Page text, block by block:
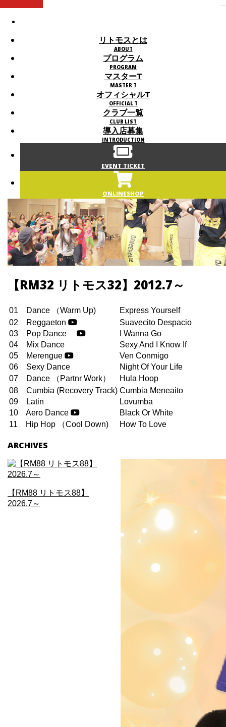
リトモスとは
プログラム
マスターT
オフィシャルT
クラブ一覧
導入店募集
EVENT TICKET
ONLINESHOP
【RM32 リトモス32】2012.7～
01 Dance （Warm Up)
Express Yourself
02 Reggaeton
Suavecito Despacio
03 Pop Dance
I Wanna Go
04 Mix Dance
Sexy And I Know If
05 Merengue
Ven Conmigo
06 Sexy Dance
Night Of Your Life
07 Dance （Partnr Work）
Hula Hoop
08 Cumbia (Recovery Track) Cumbia Meneaito
09 Latin
Lovumba
10 Aero Dance
Black Or White
11 Hip Hop （Cool Down)
How To Love
ARCHIVES
【RM88 リトモス88】
2026.7～